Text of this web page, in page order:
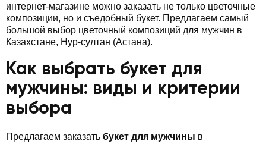
интернет-магазине можно заказать не только цветочные
композиции, но и съедобный букет. Предлагаем самый
большой выбор цветочный композиций для мужчин в
Казахстане, Нур-султан (Астана).
Как выбрать букет для
мужчины: виды и критерии
выбора
Предлагаем заказать букет для мужчины в